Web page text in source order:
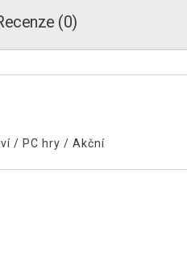
(0)
/ PC hry / Akční